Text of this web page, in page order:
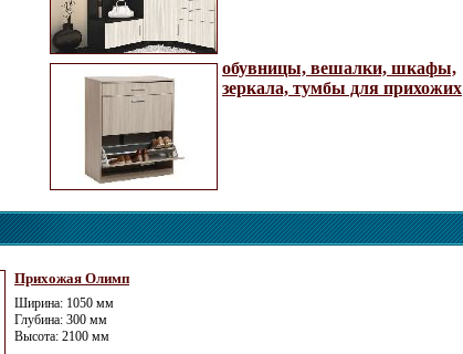
обувницы, вешалки, шкафы,
зеркала, тумбы для прихожих
Прихожая Олимп
Ширина: 1050 мм
Глубина: 300 мм
Высота: 2100 мм